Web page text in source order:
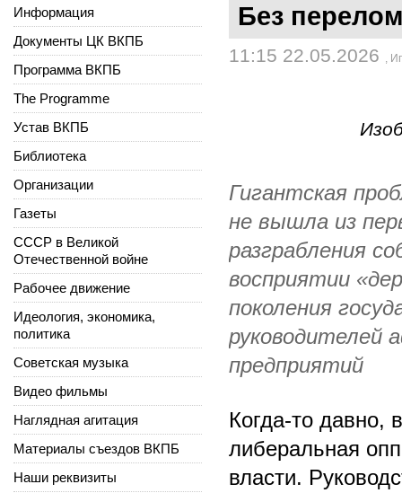
Без
11:15 22.05.2026 ,
Гигантская
не вышла из
разграбления
восприятии
поколения
руководителей
предприятий
Когда-то давно,
либеральная
власти.
Информация
Документы ЦК ВКПБ
Программа ВКПБ
The Programme
Устав ВКПБ
Библиотека
Организации
Газеты
СССР в Великой
Отечественной войне
Рабочее движение
Идеология, экономика,
политика
Советская музыка
Видео фильмы
Наглядная агитация
Материалы съездов ВКПБ
Наши реквизиты